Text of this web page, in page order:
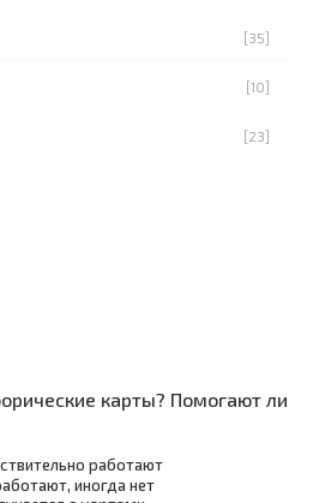
[35]
[10]
[23]
карты? Помогают ли
работают
иногда нет